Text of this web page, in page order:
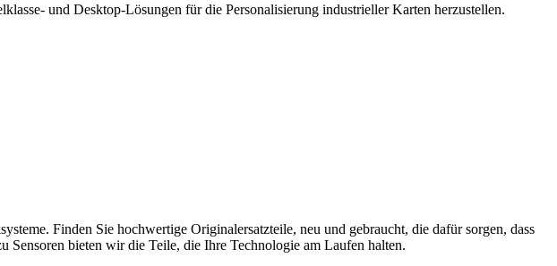
und Desktop-Lösungen für die Personalisierung industrieller Karten herzustellen.
Finden Sie hochwertige Originalersatzteile, neu und gebraucht, die dafür sorgen, dass
bieten wir die Teile, die Ihre Technologie am Laufen halten.